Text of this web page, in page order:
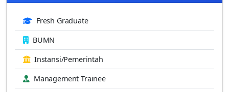
Fresh Graduate
BUMN
Instansi/Pemerintah
Management Trainee